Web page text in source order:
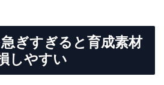
ぎすぎると育成素材
しやすい